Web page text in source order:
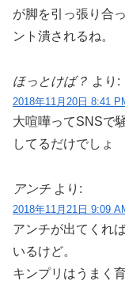
が脚を引っ張り合
ント潰されるね。
ほっとけば？ より:
2018年11月20日 8:41
大喧嘩ってSNSで
してるだけでしょ
アンチ より:
2018年11月21日 9:09
アンチが出てくれ
いるけど。
キンプリはうまく